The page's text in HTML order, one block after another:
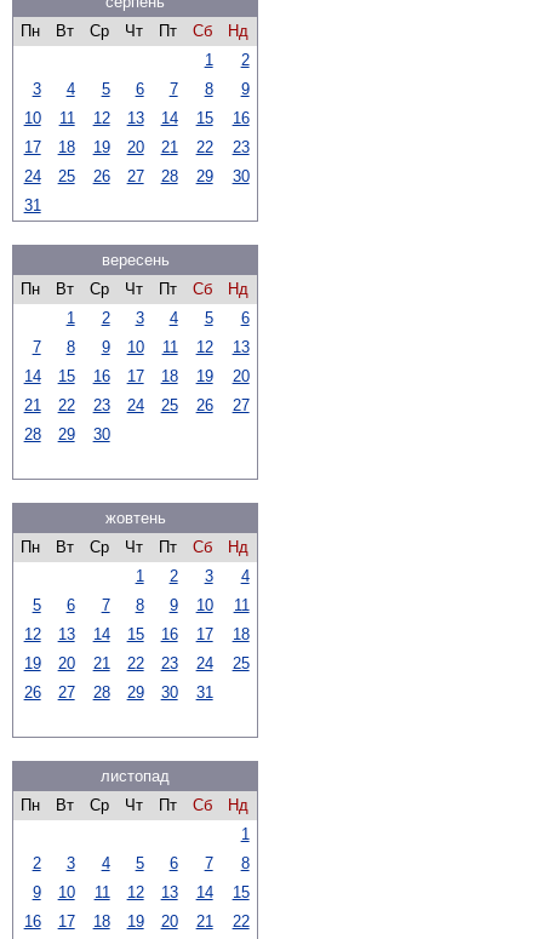
Пн
Вт Ср Чт Пт Сб
Нд
1
2
3
4 5 6 7 8
9
10
11 12 13 14 15
16
17
18 19 20 21 22
23
24
25 26 27 28 29
30
31
вересень
Пн
Вт Ср Чт Пт Сб
Нд
1
2 3 4 5
6
7
8 9 10 11 12
13
14
15 16 17 18 19
20
21
22 23 24 25 26
27
28
29 30
жовтень
Пн
Вт Ср Чт Пт Сб
Нд
1
2 3
4
5
6 7 8 9 10
11
12
13 14 15 16 17
18
19
20 21 22 23 24
25
26
27 28 29 30 31
листопад
Пн
Вт Ср Чт Пт Сб
Нд
1
2
3 4 5 6 7
8
9
10 11 12 13 14
15
16
17 18 19 20 21 22